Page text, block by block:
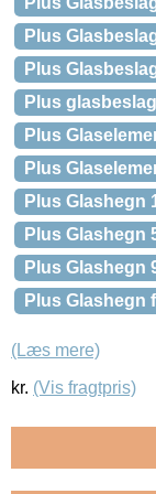
Plus
Plus
Plus
Plus
Plus
Plus Glashegn
Plus Glashegn
Plus Glashegn
Plus Glashegn
(Læs mere)
kr. (Vis fragtpris)